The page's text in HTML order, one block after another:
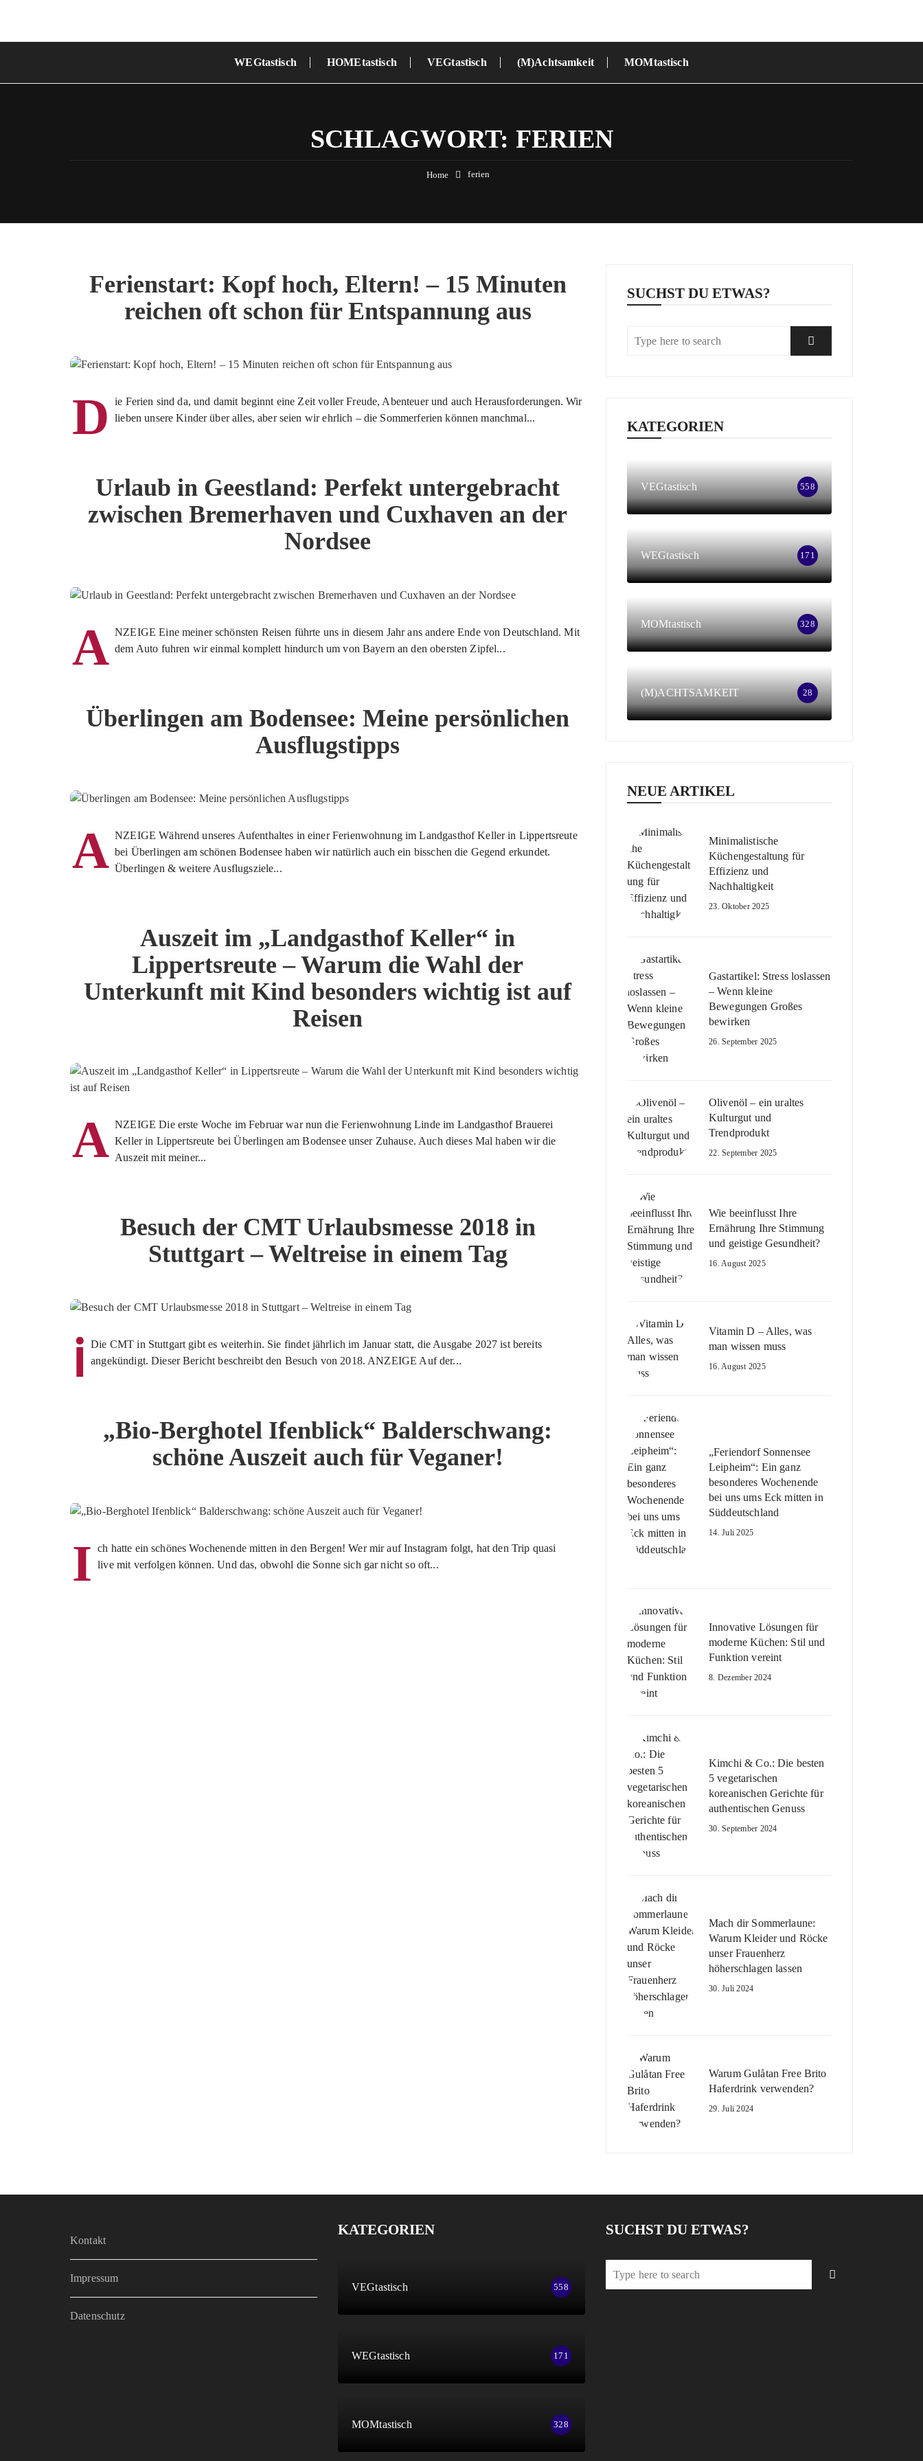
content
WEGtastisch
HOMEtastisch VEGtastisch (M)Achtsamkeit MOMtastisch
SCHLAGWORT: FERIEN
Home ferien
Ferienstart: Kopf hoch, Eltern! – 15 Minuten
reichen oft schon für Entspannung aus
D
ie Ferien sind da, und damit beginnt eine Zeit voller Freude, Abenteuer und auch Herausforderungen. Wir
lieben unsere Kinder über alles, aber seien wir ehrlich – die Sommerferien können manchmal...
Urlaub in Geestland: Perfekt untergebracht
zwischen Bremerhaven und Cuxhaven an der
Nordsee
A NZEIGE Eine meiner schönsten Reisen führte uns in diesem Jahr ans andere Ende von Deutschland. Mit
dem Auto fuhren wir einmal komplett hindurch um von Bayern an den obersten Zipfel...
Überlingen am Bodensee: Meine persönlichen
Ausflugstipps
A NZEIGE Während unseres Aufenthaltes in einer Ferienwohnung im Landgasthof Keller in Lippertsreute
bei Überlingen am schönen Bodensee haben wir natürlich auch ein bisschen die Gegend erkundet.
Überlingen & weitere Ausflugsziele...
Auszeit im „Landgasthof Keller“ in
Lippertsreute – Warum die Wahl der
Unterkunft mit Kind besonders wichtig ist auf
Reisen
A NZEIGE Die erste Woche im Februar war nun die Ferienwohnung Linde im Landgasthof Brauerei
Keller in Lippertsreute bei Überlingen am Bodensee unser Zuhause. Auch dieses Mal haben wir die
Auszeit mit meiner...
Besuch der CMT Urlaubsmesse 2018 in
Stuttgart – Weltreise in einem Tag
ℹ️ Die CMT in Stuttgart gibt es weiterhin. Sie findet jährlich im Januar statt, die Ausgabe 2027 ist bereits
angekündigt. Dieser Bericht beschreibt den Besuch von 2018. ANZEIGE Auf der...
„Bio-Berghotel Ifenblick“ Balderschwang:
schöne Auszeit auch für Veganer!
I ch hatte ein schönes Wochenende mitten in den Bergen! Wer mir auf Instagram folgt, hat den Trip quasi
live mit verfolgen können. Und das, obwohl die Sonne sich gar nicht so oft...
SUCHST DU ETWAS?
KATEGORIEN
VEGtastisch 558
WEGtastisch 171
MOMtastisch 328
(M)ACHTSAMKEIT 28
NEUE ARTIKEL
Minimalistische
Küchengestaltung für
Effizienz und
Nachhaltigkeit
23. Oktober 2025
Gastartikel: Stress loslassen
– Wenn kleine
Bewegungen Großes
bewirken
26. September 2025
Olivenöl – ein uraltes
Kulturgut und
Trendprodukt
22. September 2025
Wie beeinflusst Ihre
Ernährung Ihre Stimmung
und geistige Gesundheit?
16. August 2025
Vitamin D – Alles, was
man wissen muss
16. August 2025
„Feriendorf Sonnensee
Leipheim“: Ein ganz
besonderes Wochenende
bei uns ums Eck mitten in
Süddeutschland
14. Juli 2025
Innovative Lösungen für
moderne Küchen: Stil und
Funktion vereint
8. Dezember 2024
Kimchi & Co.: Die besten
5 vegetarischen
koreanischen Gerichte für
authentischen Genuss
30. September 2024
Mach dir Sommerlaune:
Warum Kleider und Röcke
unser Frauenherz
höherschlagen lassen
30. Juli 2024
Warum Gulåtan Free Brito
Haferdrink verwenden?
29. Juli 2024
Kontakt
Impressum
Datenschutz
KATEGORIEN
VEGtastisch 558
WEGtastisch 171
MOMtastisch 328
SUCHST DU ETWAS?